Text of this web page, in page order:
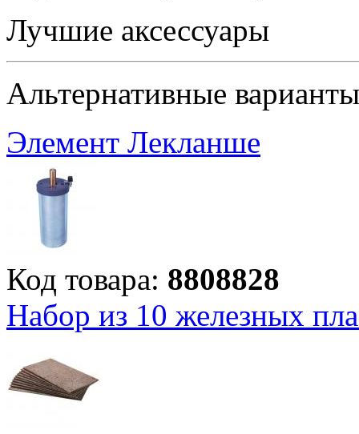
Лучшие аксессуары
Альтернативные варианты
Элемент Лекланше
Код товара: 8808828
Набор из 10 железных